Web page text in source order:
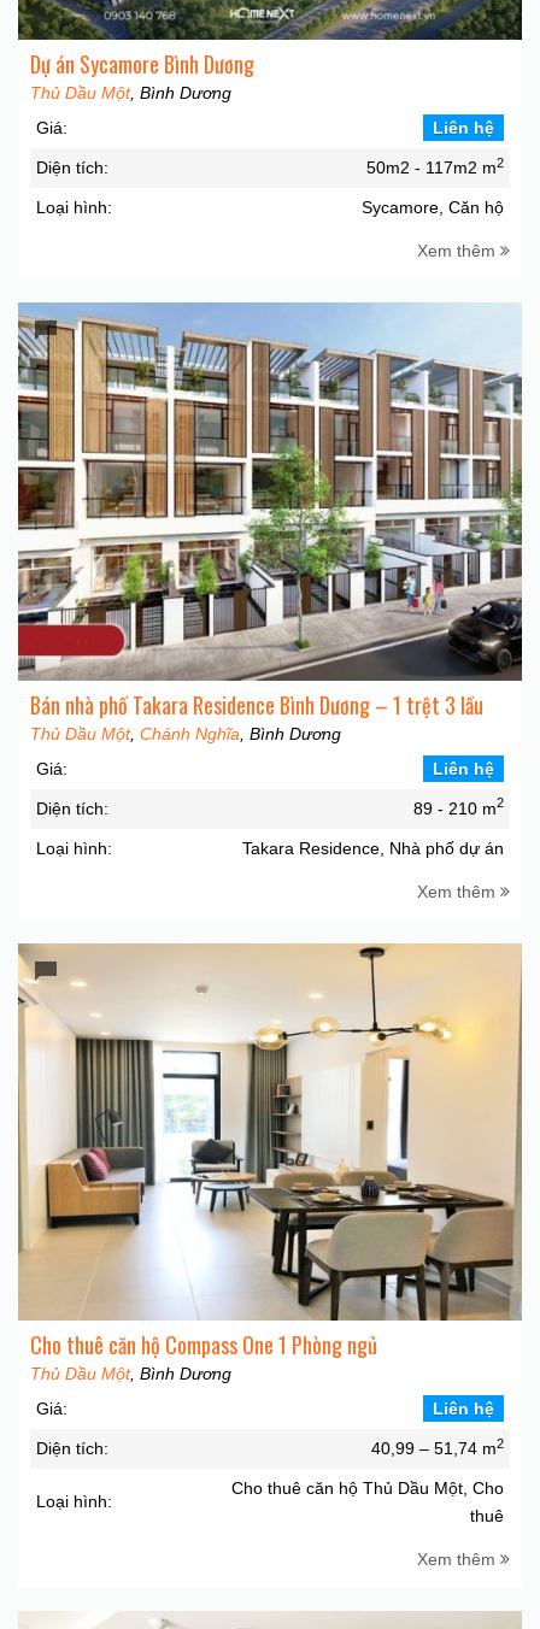
Dự án Sycamore Bình Dương
Thủ Dầu Một, Bình Dương
Giá:
Liên hệ
Diện tích: 50m2 - 117m2 m2
Loại hình: Sycamore, Căn hộ
Xem thêm
Bán nhà phố Takara Residence Bình Dương – 1 trệt 3 lầu
Thủ Dầu Một, Chánh Nghĩa , Bình Dương
Giá:
Liên hệ
Diện tích: 89 - 210 m2
Loại hình: Takara Residence, Nhà phố dự án
Xem thêm
Cho thuê căn hộ Compass One 1 Phòng ngủ
Thủ Dầu Một, Bình Dương
Giá:
Liên hệ
Diện tích: 40,99 – 51,74 m2
Loại hình:
Cho thuê căn hộ Thủ Dầu Một, Cho
thuê
Xem thêm